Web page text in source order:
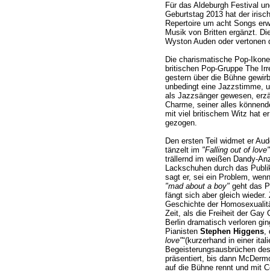
Für das Aldeburgh Festival
Geburtstag 2013 hat der
Repertoire um acht Songs
Musik von Britten ergänzt.
Wyston Auden oder
Die charismatische Pop-
britischen Pop-Gruppe The
gestern über die Bühne
unbedingt eine Jazzstimme,
als Jazzsänger gewesen,
Charme, seiner alles
mit viel britischem Witz hat
gezogen.
Den ersten Teil widmet er
tänzelt im "Falling out of love"
trällernd im weißen Dandy-
Lackschuhen durch das
sagt er, sei ein Problem,
"mad about a boy"geht das
fängt sich aber gleich
Geschichte der
Zeit, als die Freiheit der Gay
Berlin dramatisch verloren
Pianisten Stephen Higgens,
love"“(kurzerhand in einer
Begeisterungsausbrüchen
präsentiert, bis dann
auf die Bühne rennt und mit